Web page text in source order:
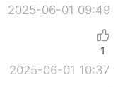
2025-06-01 09:49
2025-06-01 10:37
1